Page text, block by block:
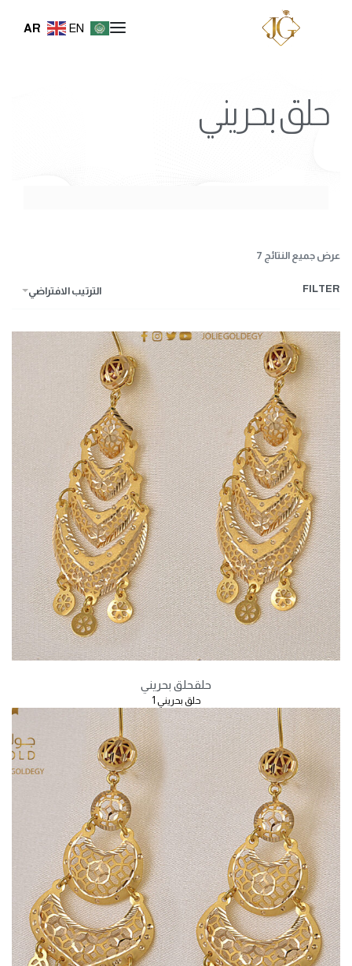
AR EN
حلق بحريني
عرض جميع النتائج 7
الترتيب الافتراضي FILTER
حلقحلق بحريني
حلق بحريني 1